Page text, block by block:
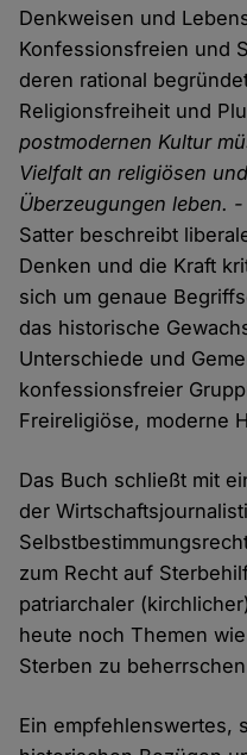
Denkweisen und
Konfessionsfreien und
deren rational
Religionsfreiheit und
postmodernen Kultur
Vielfalt an religiösen
Überzeugungen leben.
Satter beschreibt
Denken und die Kraft
sich um genaue
das historische
Unterschiede und
konfessionsfreier
Freireligiöse, moderne
Das Buch schließt mit
der
zum Recht auf
patriarchaler
heute noch Themen
Sterben zu
Ein empfehlenswertes,